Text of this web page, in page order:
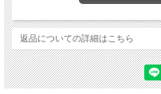
返品についての詳細はこちら